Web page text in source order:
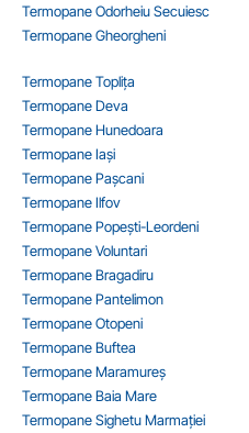
Termopane Odorheiu Secuiesc
Termopane Gheorgheni
Termopane Toplița
Termopane Deva
Termopane Hunedoara
Termopane Iași
Termopane Pașcani
Termopane Ilfov
Termopane Popești-Leordeni
Termopane Voluntari
Termopane Bragadiru
Termopane Pantelimon
Termopane Otopeni
Termopane Buftea
Termopane Maramureș
Termopane Baia Mare
Termopane Sighetu Marmației